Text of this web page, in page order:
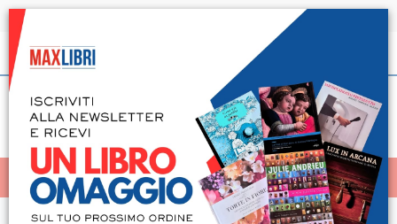
Spedizione in 24h per tutti i libri disponibili
Italiano
< Home
MENÙ